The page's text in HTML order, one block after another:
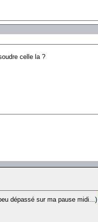
celle la ?
dépassé sur ma pause midi...)